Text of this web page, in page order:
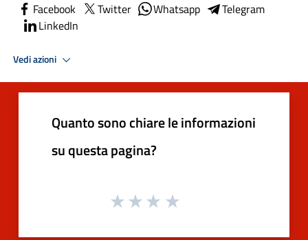
Facebook Twitter Whatsapp
Telegram
LinkedIn
Vedi azioni
Quanto sono chiare le informazioni
su questa pagina?